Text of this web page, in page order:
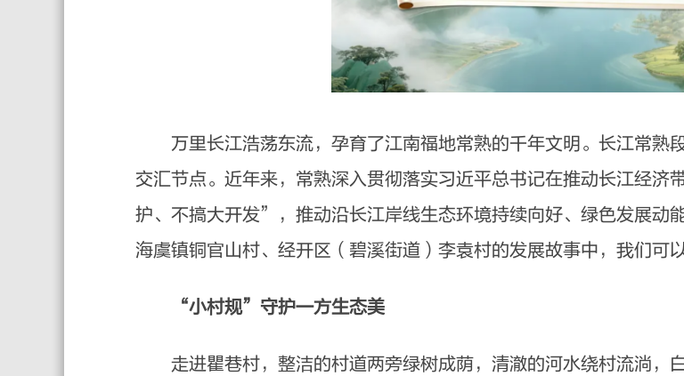
万里长江浩荡东流，孕育了江南福地常熟的千年文明。长江常熟
交汇节点。近年来，常熟深入贯彻落实习近平总书记在推动长江经
护、不搞大开发”，推动沿长江岸线生态环境持续向好、绿色发展动
海虞镇铜官山村、经开区（碧溪街道）李袁村的发展故事中，我们可
“小村规”守护一方生态美
走进瞿巷村，整洁的村道两旁绿树成荫，清澈的河水绕村流淌，